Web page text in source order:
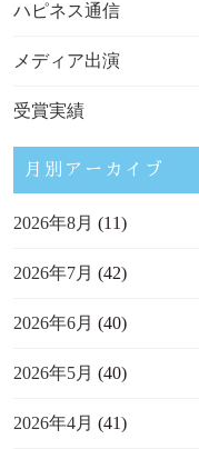
ハピネス通信
メディア出演
受賞実績
月別アーカイブ
2026年8月 (11)
2026年7月 (42)
2026年6月 (40)
2026年5月 (40)
2026年4月 (41)